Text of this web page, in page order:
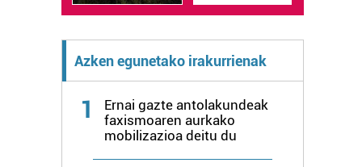
Azken egunetako irakurrienak
1
Ernai gazte antolakundeak
faxismoaren aurkako
mobilizazioa deitu du